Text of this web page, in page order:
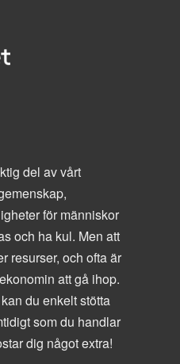
del av vårt
för människor
och ha kul. Men att
resurser, och ofta är
att gå ihop.
du enkelt stötta
som du handlar
dig något extra!